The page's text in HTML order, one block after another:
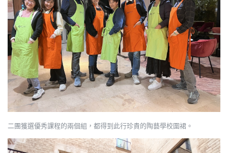
二團獲選優秀課程的兩個組，都得到此行珍貴的陶藝學校圍裙。